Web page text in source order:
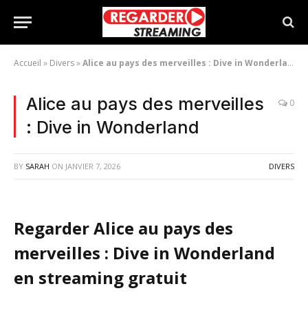
Accueil » Divers»Alice au pays des merveilles : Dive in Wonderland
Alice au pays des merveilles
: Dive in Wonderland
0
BY SARAH ON JANVIER 7, 2026 DIVERS
Regarder Alice au pays des
merveilles : Dive in Wonderland
en streaming gratuit